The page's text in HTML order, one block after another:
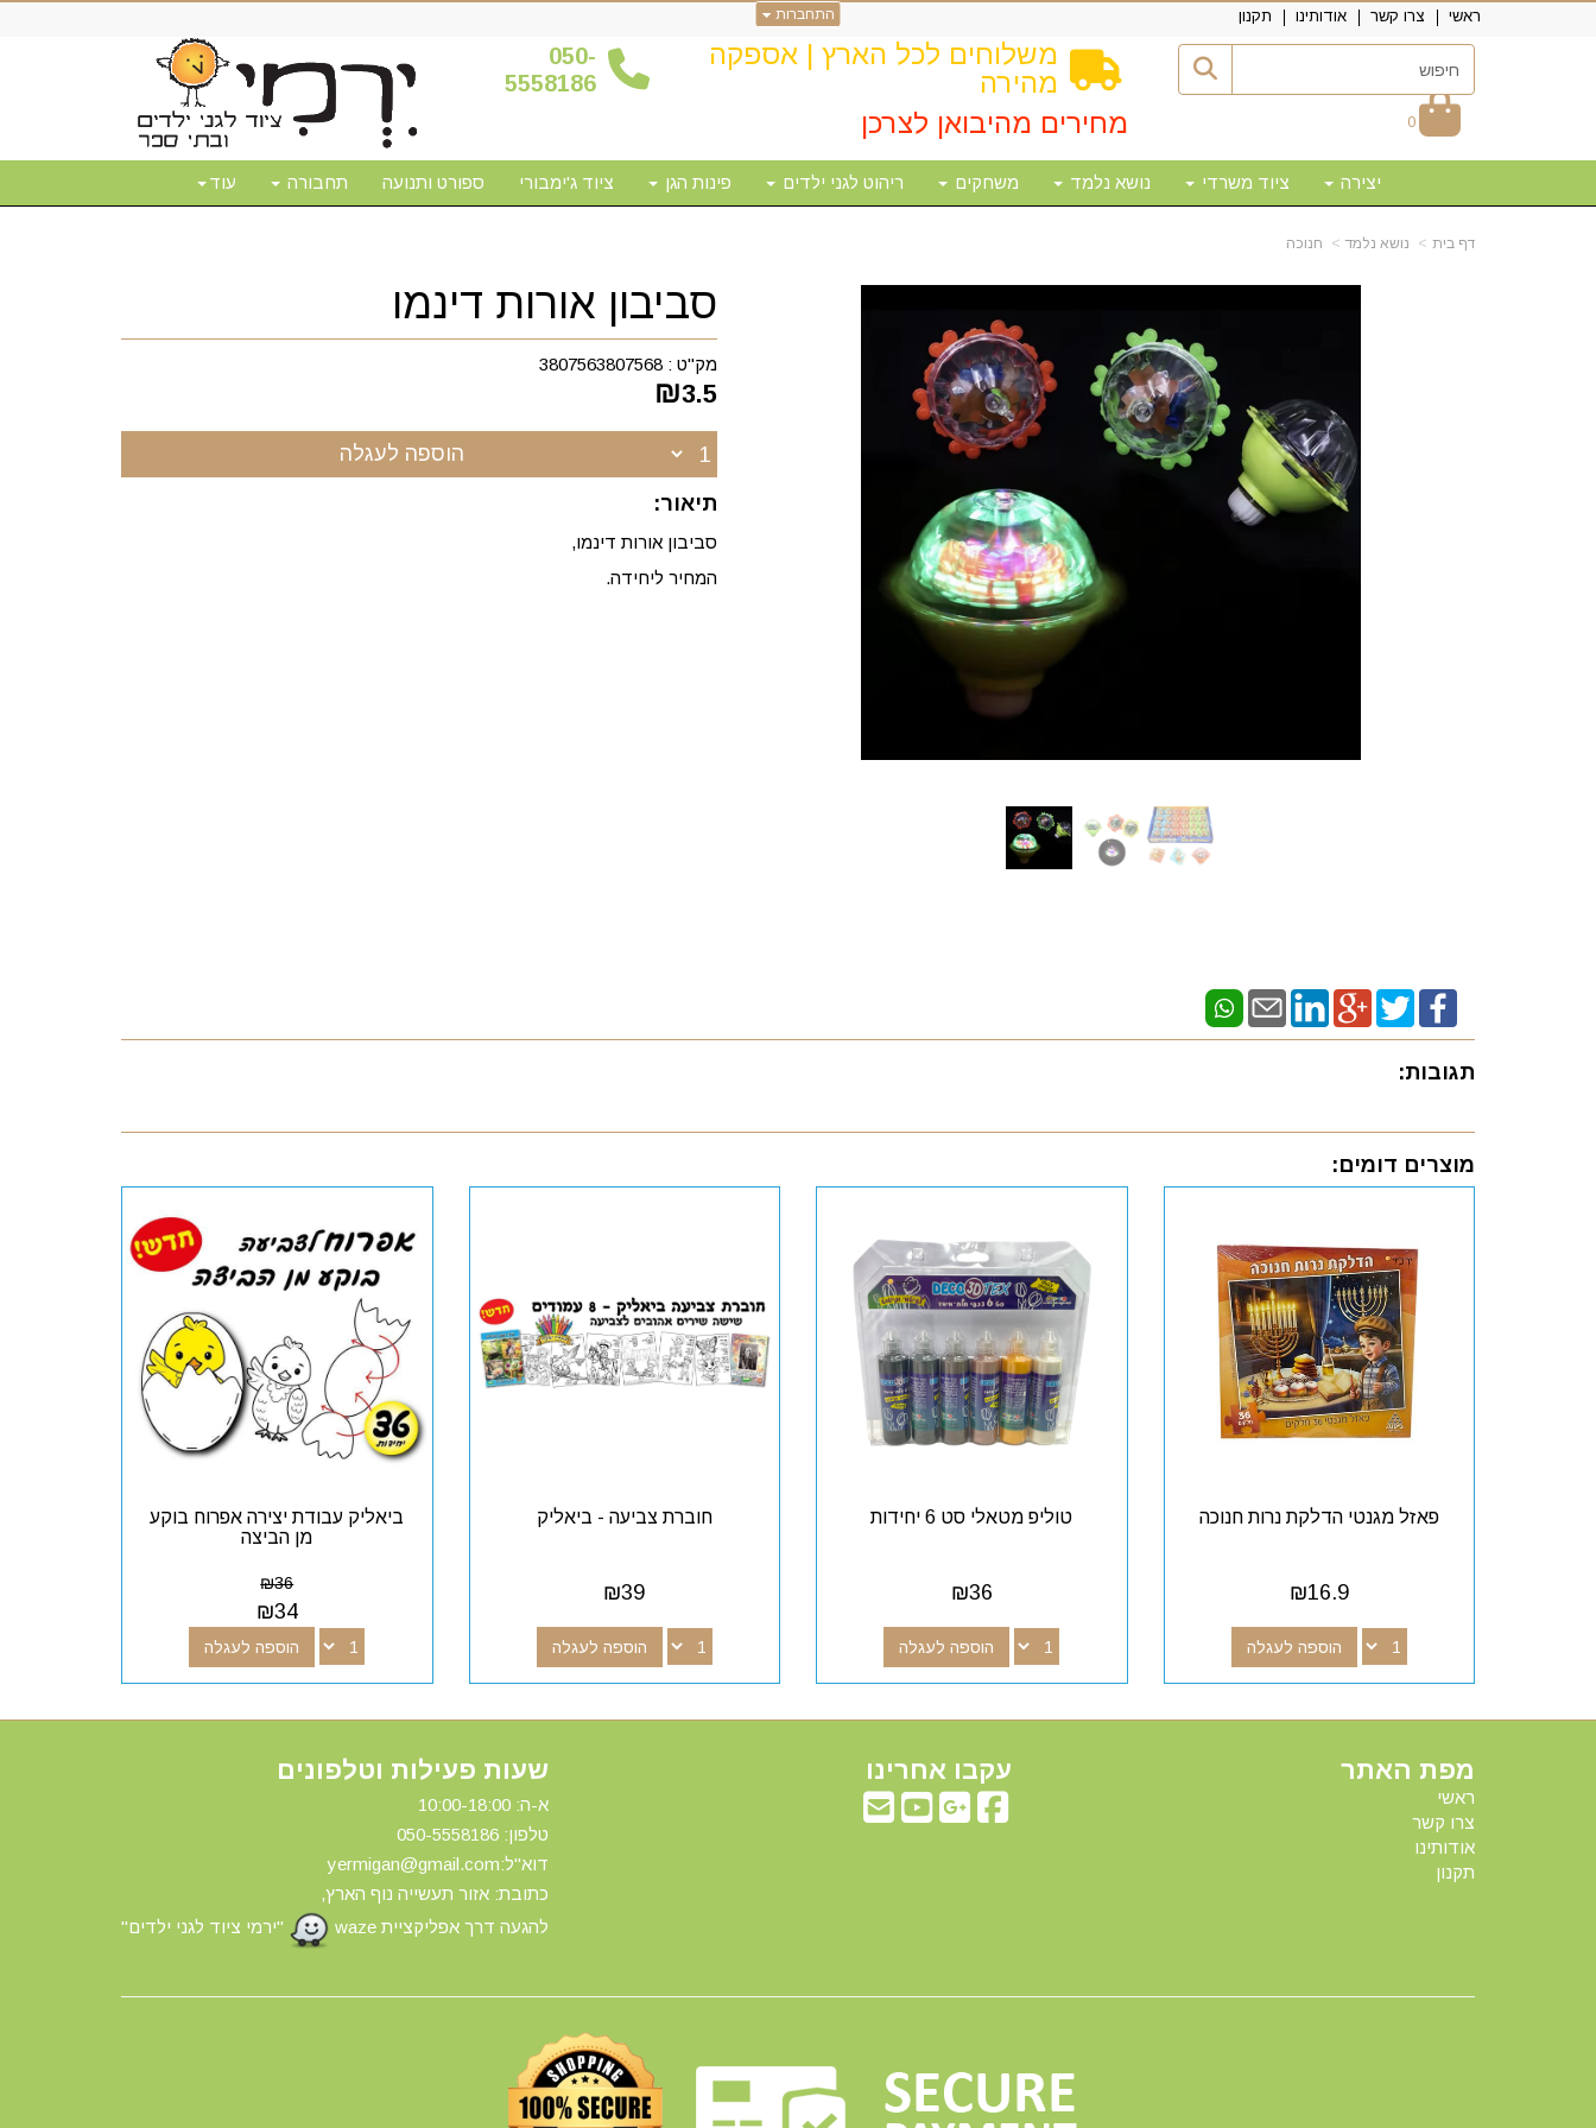
התחברות ראשי צרו קשר אודותינו תקנון
0
משלוחים לכל הארץ | אספקה
מהירה
050-
5558186
מחירים מהיבואן לצרכן
יצירה ציוד משרדי נושא נלמד משחקים ריהוט לגני ילדים פינות הגן ציוד ג'ימבורי ספורט ותנועה תחבורה עוד
דף בית נושא נלמד חנוכה
סביבון אורות דינמו
מק"ט :3807563807568
₪3.5
הוספה לעגלה
תיאור:
סביבון אורות דינמו,
המחיר ליחידה.
תגובות:
מוצרים דומים:
פאזל מגנטי הדלקת נרות חנוכה
₪16.9
הוספה לעגלה
טוליפ מטאלי סט 6 יחידות
₪36
הוספה לעגלה
חוברת צביעה - ביאליק
₪39
הוספה לעגלה
ביאליק עבודת יצירה אפרוח בוקע
מן הביצה
₪36
₪34
הוספה לעגלה
מפת האתר
ראשי
צרו קשר
אודותינו
תקנון
עקבו אחרינו שעות פעילות וטלפונים
א-ה: 10:00-18:00
טלפון: 0 50-5558186
דוא"ל:yermigan@gmail.com
כתובת: אזור תעשייה נוף הארץ,
להגעה דרך אפליקציית waze
"ירמי ציוד לגני ילדים"